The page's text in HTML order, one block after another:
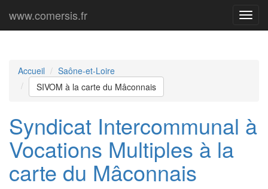
Menu
www.comersis.fr
Accueil
Saône-et-Loire
SIVOM à la carte du Mâconnais
Syndicat Intercommunal à
Vocations Multiples à la
carte du Mâconnais